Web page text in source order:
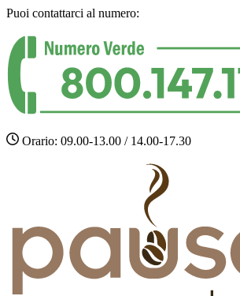
Puoi contattarci al numero:
Orario: 09.00-13.00 / 14.00-17.30